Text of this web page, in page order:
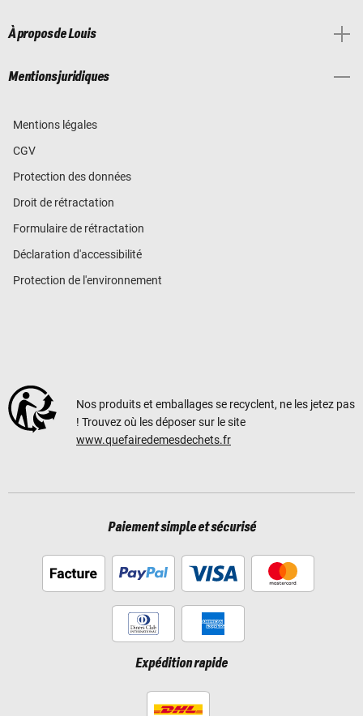
À propos de Louis
Mentions juridiques
Mentions légales
CGV
Protection des données
Droit de rétractation
Formulaire de rétractation
Déclaration d'accessibilité
Protection de l'environnement
Nos produits et emballages se recyclent, ne les jetez pas
! Trouvez où les déposer sur le site
www.quefairedemesdechets.fr
Paiement simple et sécurisé
Expédition rapide